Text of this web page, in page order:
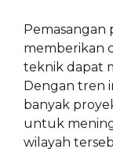
Pemasangan
memberikan
teknik dapat
Dengan tren
banyak
untuk
wilayah